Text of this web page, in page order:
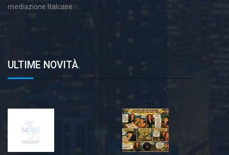
mediazione Italcase
ULTIME NOVITÀ.